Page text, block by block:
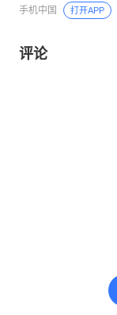
手机中国 打开APP
评论